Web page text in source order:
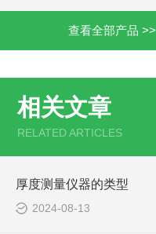
查看全部产品 >>
相关文章
RELATED ARTICLES
厚度测量仪器的类型
2024-08-13